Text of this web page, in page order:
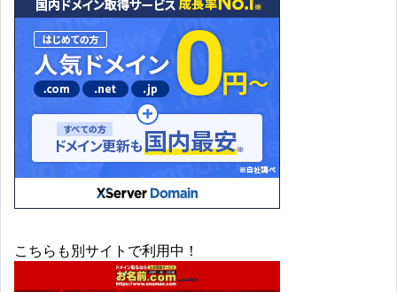
こちらも別サイトで利用中！